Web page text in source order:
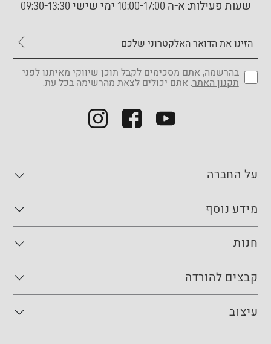
שעות פעילות: א-ה 10:00-17:00 ימי שישי 09:30-13:30
בהרשמה, אתם מסכימים לקבל תוכן שיווקי מאיתנו לפני
תקנון האתר. אתם יכולים לצאת מהרשימה בכל עת.
על החברה
מידע נוסף
חנות
קבצים להורדה
עיצוב